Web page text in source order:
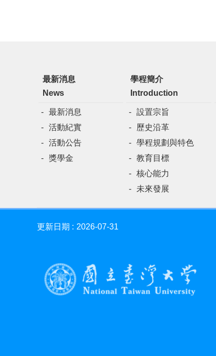
最新消息
News
最新消息
活動紀實
活動公告
獎學金
學程簡介
Introduction
設置宗旨
歷史沿革
學程規劃與特色
教育目標
核心能力
未來發展
更新日期 2026-07-31